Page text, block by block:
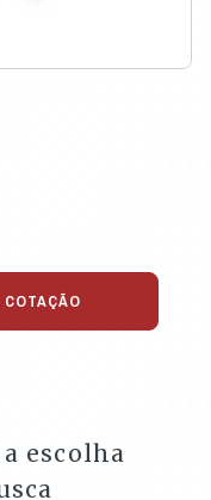
escolha